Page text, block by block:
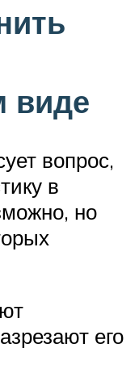
виде
вопрос,
в
но
его